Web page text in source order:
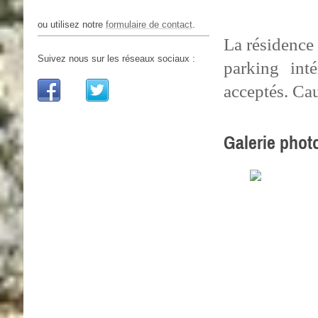
La
parking
acceptés.
Galerie
ou utilisez notre formulaire de contact.
Suivez nous sur les réseaux sociaux :